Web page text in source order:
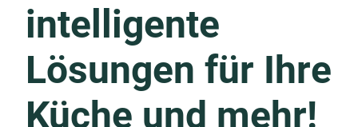
intelligente
Lösungen für Ihre
Küche und mehr!